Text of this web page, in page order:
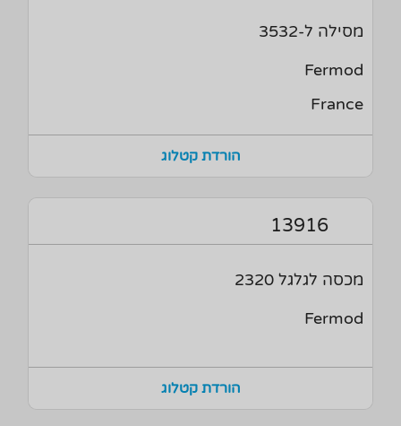
מסילה ל-3532
Fermod
France
הורדת קטלוג
13916
מכסה לגלגל 2320
Fermod
הורדת קטלוג